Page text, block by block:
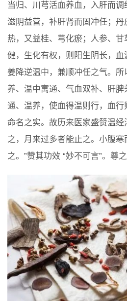
当归、川芎活血养血，入肝而
滋阴益营，补肝肾而固冲任；
热，又益桂、芎化瘀；人参、
健，生化有权，则阳生阴长，
姜降逆温中，兼顺冲任之气。
养、温中寓通、气血双补、肝
通、温养，使血得温则行，血行
命名之实。故历来医家盛赞温经
之，月来过多者能止之。小腹
之。”赞其功效 “妙不可言”。尊